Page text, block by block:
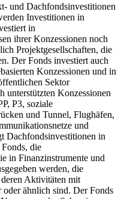
und Dachfondsinvestitionen
Investitionen in
in
ihrer Konzessionen noch
Projektgesellschaften, die
Der Fonds investiert auch
Konzessionen und in
Sektor
unterstützten Konzessionen
P3, soziale
und Tunnel, Flughäfen,
und
Dachfondsinvestitionen in
die
in Finanzinstrumente und
werden, die
Aktivitäten mit
ähnlich sind. Der Fonds